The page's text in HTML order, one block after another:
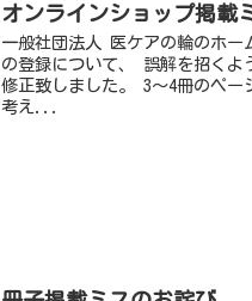
オンラインショップ掲載
一般社団法人 医ケアの輪のホ
の登録について、 誤解を招くよ
修正致しました。 3～4冊のペ
考え...